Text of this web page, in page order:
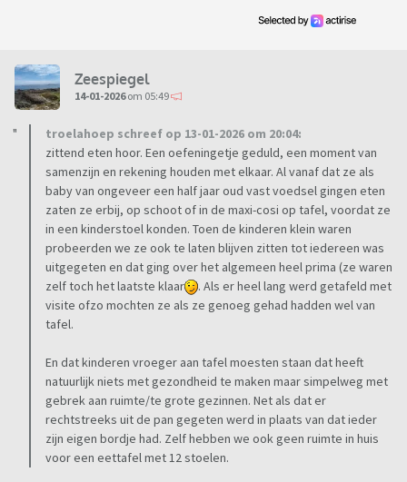
Zeespiegel
14-01-2026om 05:49
troelahoep schreef op 13-01-2026 om 20:04:
zittend eten hoor. Een oefeningetje geduld, een moment van
samenzijn en rekening houden met elkaar. Al vanaf dat ze als
baby van ongeveer een half jaar oud vast voedsel gingen eten
zaten ze erbij, op schoot of in de maxi-cosi op tafel, voordat ze
in een kinderstoel konden. Toen de kinderen klein waren
probeerden we ze ook te laten blijven zitten tot iedereen was
uitgegeten en dat ging over het algemeen heel prima (ze waren
zelf toch het laatste klaar
. Als er heel lang werd getafeld met
visite ofzo mochten ze als ze genoeg gehad hadden wel van
tafel.
En dat kinderen vroeger aan tafel moesten staan dat heeft
natuurlijk niets met gezondheid te maken maar simpelweg met
gebrek aan ruimte/te grote gezinnen. Net als dat er
rechtstreeks uit de pan gegeten werd in plaats van dat ieder
zijn eigen bordje had. Zelf hebben we ook geen ruimte in huis
voor een eettafel met 12 stoelen.